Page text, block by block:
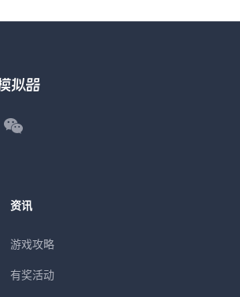
资讯
游戏攻略
有奖活动